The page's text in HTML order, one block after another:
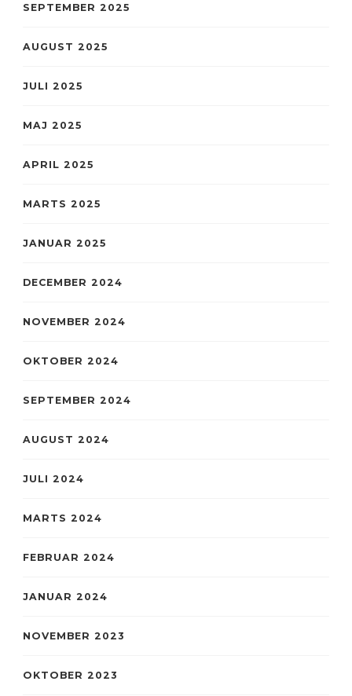
SEPTEMBER 2025
AUGUST 2025
JULI 2025
MAJ 2025
APRIL 2025
MARTS 2025
JANUAR 2025
DECEMBER 2024
NOVEMBER 2024
OKTOBER 2024
SEPTEMBER 2024
AUGUST 2024
JULI 2024
MARTS 2024
FEBRUAR 2024
JANUAR 2024
NOVEMBER 2023
OKTOBER 2023